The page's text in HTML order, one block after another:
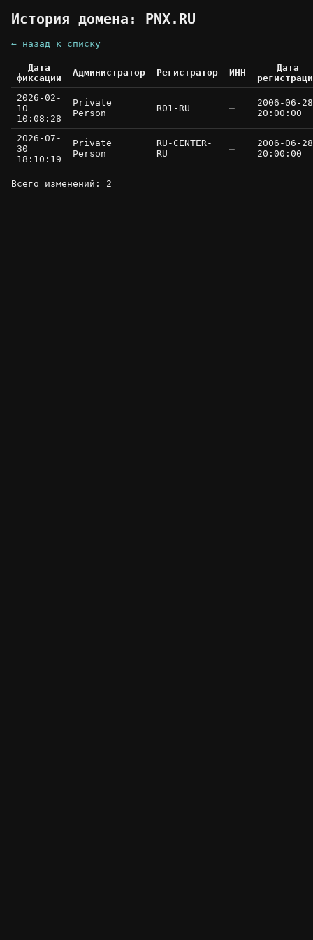
История домена: PNX.RU
← назад к списку
Дата
фиксации
Администратор Регистратор ИНН
Дата
2026-02-
10
10:08:28
Private
Person
R01-RU —
2006-06-28
20:00:00
2026-07-
30
18:10:19
Private
Person
RU-CENTER-
RU
—
2006-06-28
20:00:00
Всего изменений: 2